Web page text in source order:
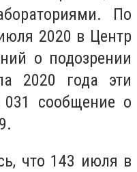
По
2020 в Центр
о подозрении
2020 года эти
сообщение о
что 143 июля в